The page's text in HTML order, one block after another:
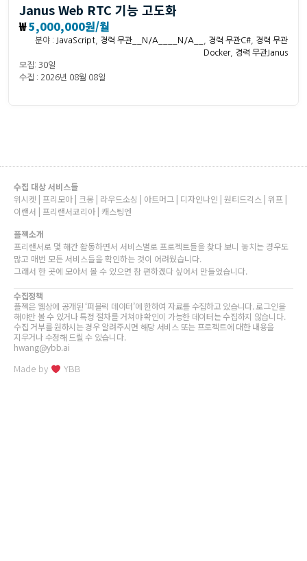
Janus Web RTC 기능 고도화
₩5,000,000원/월
분야 : JavaScript 경력 무관__N/A____N/A__ 경력 무관C#
경력 무관
Docker, 경력 무관Janus
모집: 30일
수집 : 2026년 08월 08일
수집 대상 서비스들
위시켓 | 프리모아 | 크몽 | 라우드소싱 | 아트머그 | 디자인나인 | 원티드긱스 | 위프 |
이랜서 | 프리랜서코리아 | 캐스팅엔
플젝소개
프리랜서로 몇 해간 활동하면서 서비스별로 프로젝트들을 찾다 보니 놓치는 경우도
많고 매번 모든 서비스들을 확인하는 것이 어려웠습니다.
그래서 한 곳에 모아서 볼 수 있으면 참 편하겠다 싶어서 만들었습니다.
수집정책
플젝은 웹상에 공개된 ‘퍼블릭 데이터’에 한하여 자료를 수집하고 있습니다. 로그인을
해야만 볼 수 있거나 특정 절차를 거쳐야 확인이 가능한 데이터는 수집하지 않습니다.
수집 거부를 원하시는 경우 알려주시면 해당 서비스 또는 프로젝트에 대한 내용을
지우거나 수정해 드릴 수 있습니다.
hwang@ybb.ai
Made by YBB